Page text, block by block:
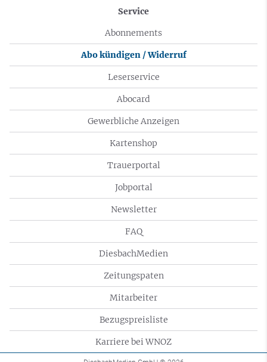
Service
Abonnements
Abo kündigen / Widerruf
Leserservice
Abocard
Gewerbliche Anzeigen
Kartenshop
Trauerportal
Jobportal
Newsletter
FAQ
DiesbachMedien
Zeitungspaten
Mitarbeiter
Bezugspreisliste
Karriere bei WNOZ